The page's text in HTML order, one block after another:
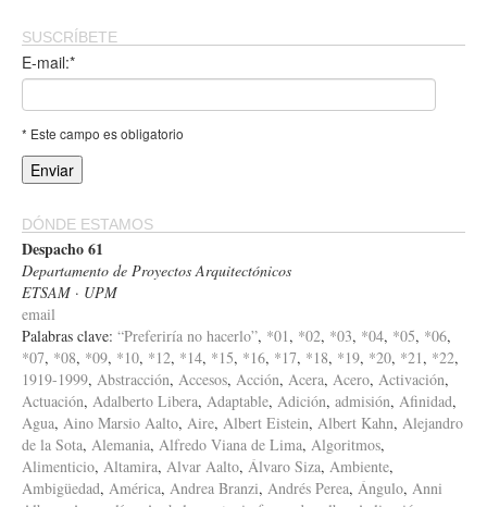
SUSCRÍBETE
E-mail:*
* Este campo es obligatorio
DÓNDE ESTAMOS
Despacho 61
Departamento de Proyectos Arquitectónicos
ETSAM · UPM
email
Palabras clave: “Preferiría no hacerlo”, *01 , *02, *03, *04, *05, *06,
*07, *08, *09, *10, *12, *14, *15, *16, *17, *18, *19, *20, *21 , *22,
1919-1999, Abstracción, Accesos, Acción, Acera, Acero, Activación,
Actuación, Adalberto Libera, Adaptable, Adición, admisión, Afinidad,
Agua, Aino Marsio Aalto, Aire, Albert Eistein, Albert Kahn, Alejandro
de la Sota, Alemania, Alfredo Viana de Lima, Algoritmos,
Alimenticio, Altamira, Alvar Aalto, Álvaro Siza, Ambiente,
Ambigüedad, América, Andrea Branzi, Andrés Perea, Ángulo, Anni